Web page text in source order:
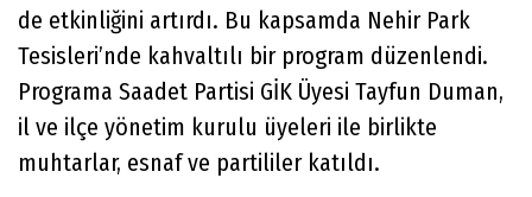
de etkinliğini artırdı. Bu kapsamda Nehir Park
Tesisleri’nde kahvaltılı bir program düzenlendi.
Programa Saadet Partisi GİK Üyesi Tayfun Duman,
il ve ilçe yönetim kurulu üyeleri ile birlikte
muhtarlar, esnaf ve partililer katıldı.